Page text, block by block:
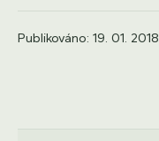
Publikováno: 19. 01. 2018